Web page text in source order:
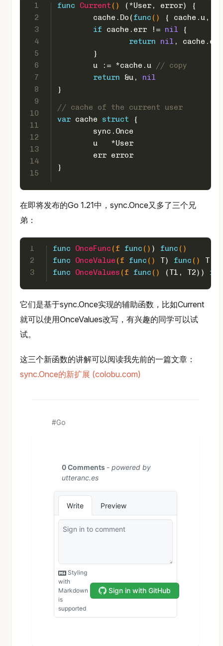
1
2
3
4
5
6
7
8
9
10
11
12
13
14
15
func Current () (*User, error) {
	cache.Do(
func ()
{ cache.u,
if cache.err != nil {
return
nil , cache.err
	}
	u := *cache.u
// copy
return &u, nil
}
// cache of the current user
var cache struct {
	sync.Once
	u   *User
	err
error
}
在即将发布的Go 1.21中，sync.Once又多了三个兄
弟：
1
2
3
func OnceFunc (f func () ) func ()
func
OnceValue (f func () T) func ()
T
func
OnceValues (f func () (T1, T2))
它们是基于sync.Once实现的辅助函数，比如Current
就可以使用OnceValues改写，有兴趣的同学可以试
试。
这三个新函数的讲解可以阅读我先前的一篇文章：
sync.Once的新扩展 (colobu.com)
Go